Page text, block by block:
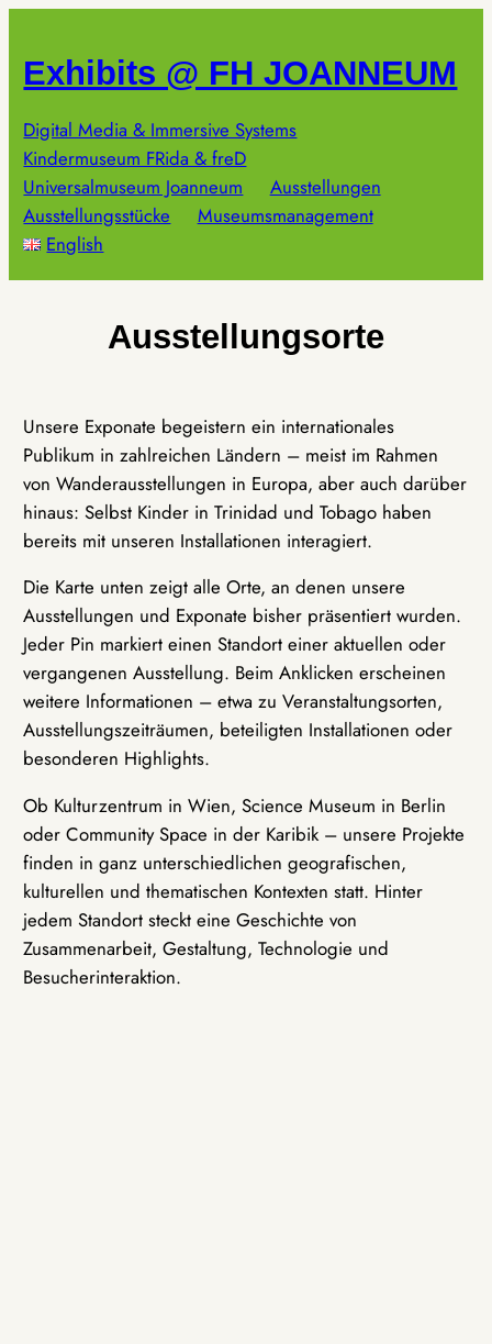
springen
Exhibits @ FH JOANNEUM
Digital Media & Immersive Systems
Kindermuseum FRida & freD
Universalmuseum Joanneum
Ausstellungen
Ausstellungsstücke
Museumsmanagement
English
Ausstellungsorte
Unsere Exponate begeistern ein internationales
Publikum in zahlreichen Ländern – meist im Rahmen
von Wanderausstellungen in Europa, aber auch darüber
hinaus: Selbst Kinder in Trinidad und Tobago haben
bereits mit unseren Installationen interagiert.
Die Karte unten zeigt alle Orte, an denen unsere
Ausstellungen und Exponate bisher präsentiert wurden.
Jeder Pin markiert einen Standort einer aktuellen oder
vergangenen Ausstellung. Beim Anklicken erscheinen
weitere Informationen – etwa zu Veranstaltungsorten,
Ausstellungszeiträumen, beteiligten Installationen oder
besonderen Highlights.
Ob Kulturzentrum in Wien, Science Museum in Berlin
oder Community Space in der Karibik – unsere Projekte
finden in ganz unterschiedlichen geografischen,
kulturellen und thematischen Kontexten statt. Hinter
jedem Standort steckt eine Geschichte von
Zusammenarbeit, Gestaltung, Technologie und
Besucherinteraktion.